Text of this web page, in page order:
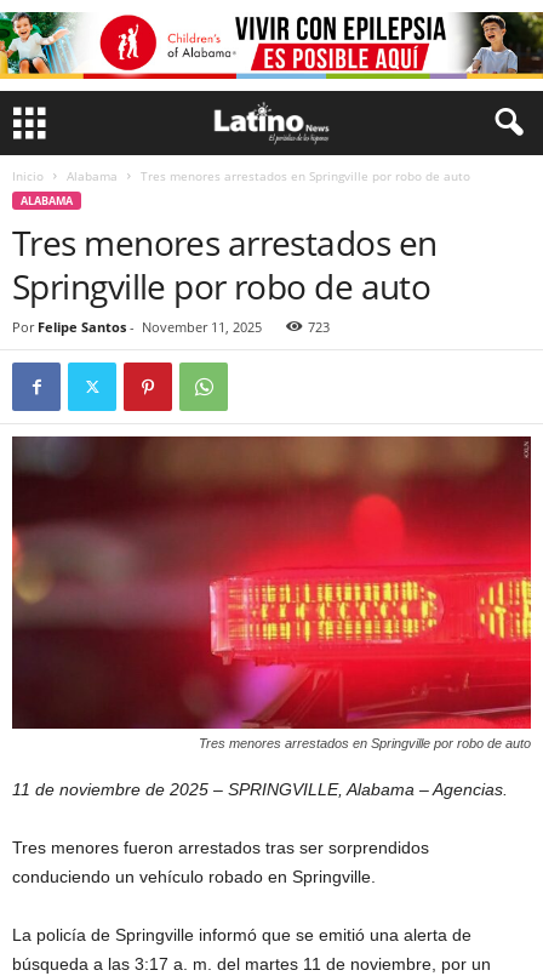
Inicio Alabama Tres menores arrestados en Springville por robo de auto
ALABAMA
Tres menores arrestados en
Springville por robo de auto
Por Felipe Santos - November 11, 2025 723
Tres menores arrestados en Springville por robo de auto
11 de noviembre de 2025 – SPRINGVILLE, Alabama – Agencias.
Tres menores fueron arrestados tras ser sorprendidos
conduciendo un vehículo robado en Springville.
La policía de Springville informó que se emitió una alerta de
búsqueda a las 3:17 a. m. del martes 11 de noviembre, por un